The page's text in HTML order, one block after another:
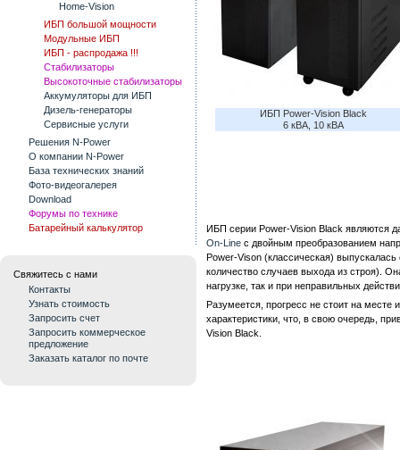
Home-Vision
ИБП большой мощности
Модульные ИБП
ИБП - распродажа !!!
Стабилизаторы
Высокоточные стабилизаторы
Аккумуляторы для ИБП
Дизель-генераторы
Сервисные услуги
Решения N-Power
О компании N-Power
База технических знаний
Фото-видеогалерея
Download
Форумы по технике
Батарейный калькулятор
Свяжитесь с нами
Контакты
Узнать стоимость
Запросить счет
Запросить коммерческое
предложение
Заказать каталог по почте
ИБП Power-Vision Black
6 кВА, 10 кВА
ИБП серии Power-Vision Black являются
On-Line с двойным преобразованием
Power-Vison (классическая)
количество случаев выхода из строя).
нагрузке, так и при неправильных
Разумеется, прогресс не стоит на
характеристики, что, в свою очередь,
Vision Black.